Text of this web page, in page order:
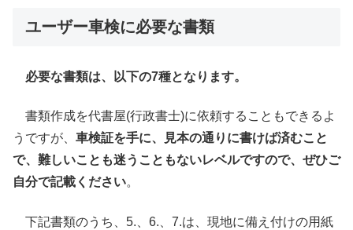
ユーザー車検に必要な書類
必要な書類は、以下の7種となります。
書類作成を代書屋(行政書士)に依頼することもできるよ
うですが、 車検証を手に、見本の通りに書けば済むこと
で、難しいことも迷うこともないレベルですので、ぜひご
自分で記載ください。
下記書類のうち、5.、6.、7.は、現地に備え付けの用紙